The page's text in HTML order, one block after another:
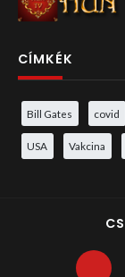
CÍMKÉK
Bill Gates covid
USA Vakcina